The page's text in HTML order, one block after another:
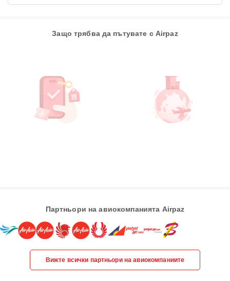
Защо трябва да пътувате с Airpaz
Партньори на авиокомпанията Airpaz
Вижте всички партньори на авиокомпаниите